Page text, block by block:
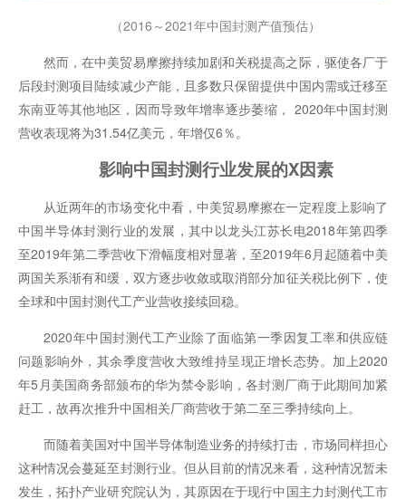
（2016～2021年中国封测产值预估）
然而，在中美贸易摩擦持续加剧和关税提高之际，驱使各厂于
后段封测项目陆续减少产能，且多数只保留提供中国内需或迁移至
东南亚等其他地区，因而导致年增率逐步萎缩， 2020年中国封测
营收表现将为31.54亿美元，年增仅6％。
影响中国封测行业发展的X因素
从近两年的市场变化中看，中美贸易摩擦在一定程度上影响了
中国半导体封测行业的发展，其中以龙头江苏长电2018年第四季
至2019年第二季营收下滑幅度相对显著，至2019年6月起随着中美
两国关系渐有和缓，双方逐步收敛或取消部分加征关税比例下，使
全球和中国封测代工产业营收接续回稳。
2020年中国封测代工产业除了面临第一季因复工率和供应链
问题影响外，其余季度营收大致维持呈现正增长态势。加上2020
年5月美国商务部颁布的华为禁令影响，各封测厂商于此期间加紧
赶工，故再次推升中国相关厂商营收于第二至三季持续向上。
而随着美国对中国半导体制造业务的持续打击，市场同样担心
这种情况会蔓延至封测行业。但从目前的情况来看，这种情况暂未
发生，拓扑产业研究院认为，其原因在于现行中国主力封测代工市